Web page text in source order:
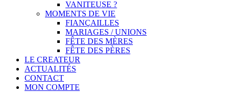
VANITEUSE ?
MOMENTS DE VIE
FIANÇAILLES
MARIAGES / UNIONS
FÊTE DES MÈRES
FÊTE DES PÈRES
LE CREATEUR
ACTUALITÉS
CONTACT
MON COMPTE